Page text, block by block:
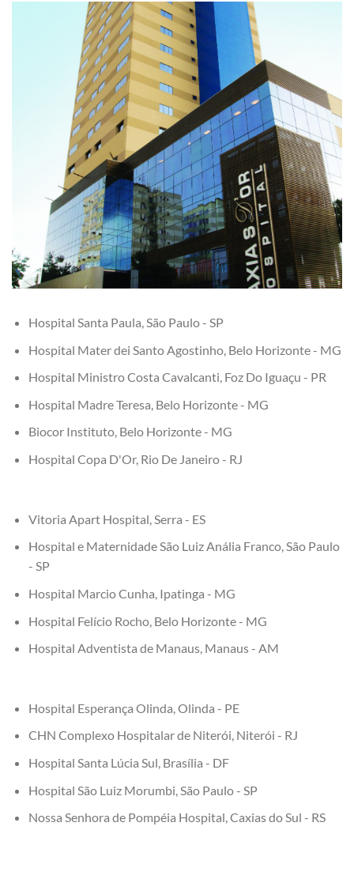
Hospital Santa Paula, São Paulo - SP
Hospital Mater dei Santo Agostinho, Belo Horizonte - MG
Hospital Ministro Costa Cavalcanti, Foz Do Iguaçu - PR
Hospital Madre Teresa, Belo Horizonte - MG
Biocor Instituto, Belo Horizonte - MG
Hospital Copa D'Or, Rio De Janeiro - RJ
Vitoria Apart Hospital, Serra - ES
Hospital e Maternidade São Luiz Anália Franco, São Paulo
- SP
Hospital Marcio Cunha, Ipatinga - MG
Hospital Felício Rocho, Belo Horizonte - MG
Hospital Adventista de Manaus, Manaus - AM
Hospital Esperança Olinda, Olinda - PE
CHN Complexo Hospitalar de Niterói, Niterói - RJ
Hospital Santa Lúcia Sul, Brasília - DF
Hospital São Luiz Morumbi, São Paulo - SP
Nossa Senhora de Pompéia Hospital, Caxias do Sul - RS